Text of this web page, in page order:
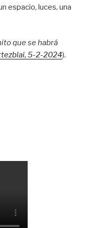
espacio, luces, una
que se habrá
, 5-2-2024).